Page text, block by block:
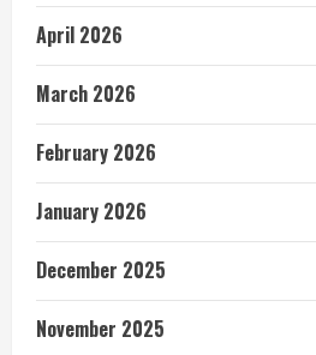
April 2026
March 2026
February 2026
January 2026
December 2025
November 2025